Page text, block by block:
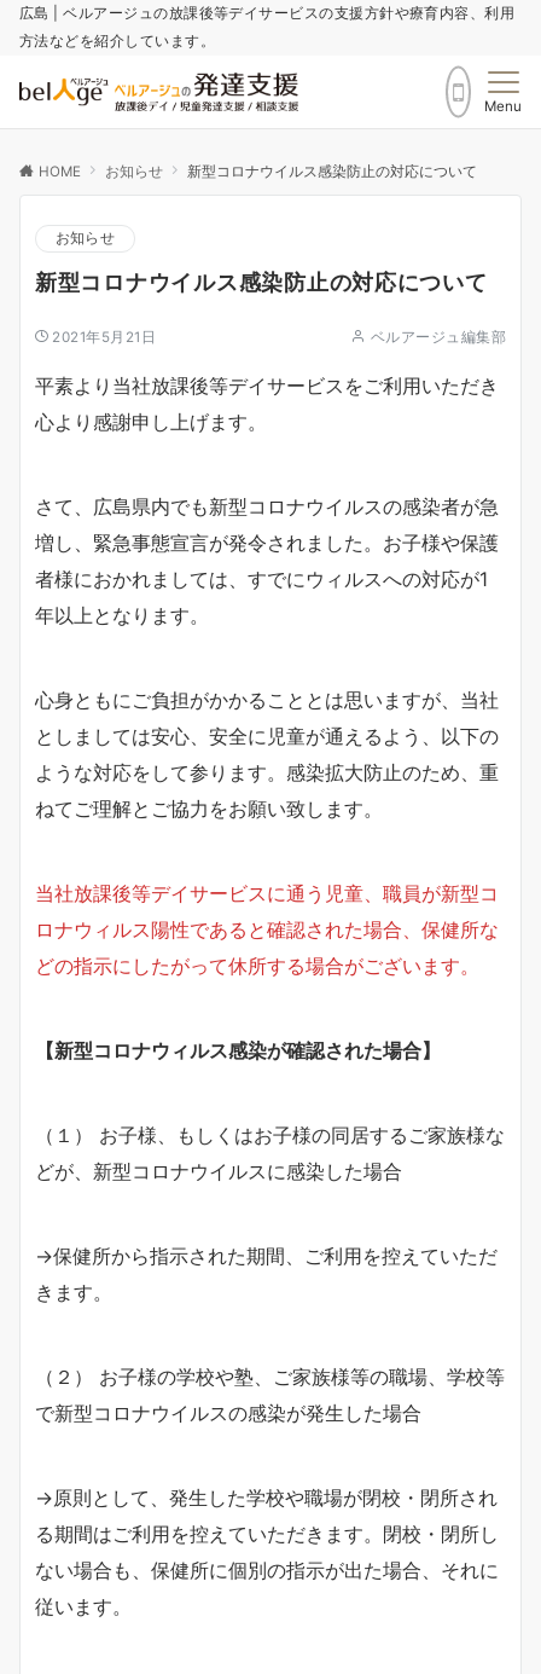
広島 | ベルアージュの放課後等デイサービスの支援方針や療育内容、利用
方法などを紹介しています。
Menu
HOME お知らせ 新型コロナウイルス感染防止の対応について
お知らせ
新型コロナウイルス感染防止の対応について
2021年5月21日 ベルアージュ編集部
平素より当社放課後等デイサービスをご利用いただき
心より感謝申し上げます。
さて、広島県内でも新型コロナウイルスの感染者が急
増し、緊急事態宣言が発令されました。お子様や保護
者様におかれましては、すでにウィルスへの対応が1
年以上となります。
心身ともにご負担がかかることとは思いますが、当社
としましては安心、安全に児童が通えるよう、以下の
ような対応をして参ります。感染拡大防止のため、重
ねてご理解とご協力をお願い致します。
当社放課後等デイサービスに通う児童、職員が新型コ
ロナウィルス陽性であると確認された場合、保健所な
どの指示にしたがって休所する場合がございます。
【新型コロナウィルス感染が確認された場合】
（１） お子様、もしくはお子様の同居するご家族様な
どが、新型コロナウイルスに感染した場合
→保健所から指示された期間、ご利用を控えていただ
きます。
（２） お子様の学校や塾、ご家族様等の職場、学校等
で新型コロナウイルスの感染が発生した場合
→原則として、発生した学校や職場が閉校・閉所され
る期間はご利用を控えていただきます。閉校・閉所し
ない場合も、保健所に個別の指示が出た場合、それに
従います。